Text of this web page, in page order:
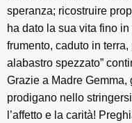
speranza; ricostruire
ha dato la sua vita fino
frumento, caduto in
alabastro spezzato”
Grazie a Madre Gemma,
prodigano nello
l’affetto e la carità!